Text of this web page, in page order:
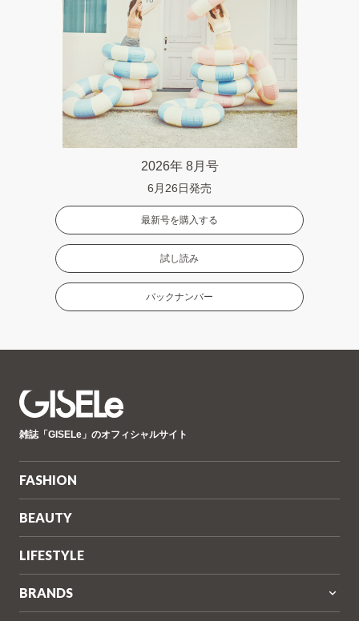
2026年 8月号
6月26日発売
最新号を購入する
試し読み
バックナンバー
ゼ
雑誌「GISELe」のオフィシャルサイト
FASHION
BEAUTY
LIFESTYLE
BRANDS